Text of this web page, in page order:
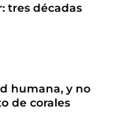
tres décadas
humana, y no
de corales